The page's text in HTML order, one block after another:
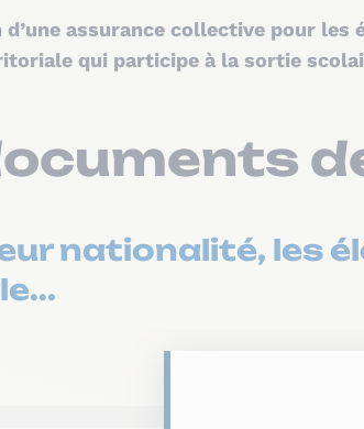
assurance collective pour
qui participe à la sortie
nationalité, les